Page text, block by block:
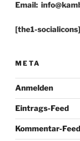
Email:
[the1-socialicons]
META
Anmelden
Eintrags-Feed
Kommentar-Feed